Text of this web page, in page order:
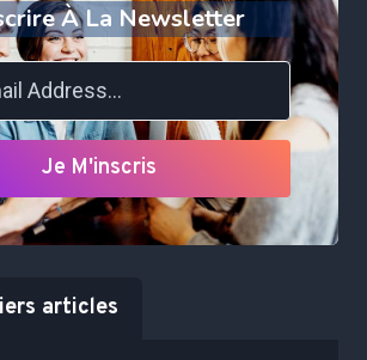
À La Newsletter
Je M'inscris
articles